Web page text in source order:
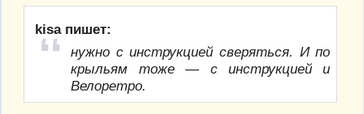
kisa пишет:
нужно с инструкцией сверяться. И по
крыльям тоже — с инструкцией и
Велоретро.